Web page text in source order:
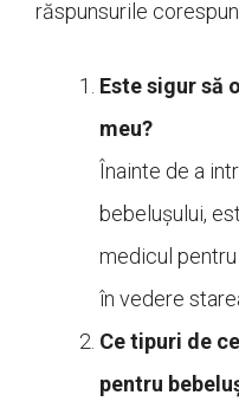
răspunsurile
Este sigur să
meu?
Înainte de a
bebelușului,
medicul
în vedere
Ce tipuri de
pentru